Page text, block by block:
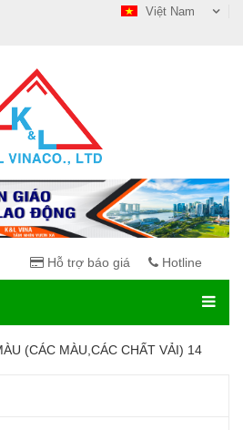
Việt Nam
Hỗ trợ báo giá Hotline
(CÁC MÀU,CÁC CHẤT VẢI) 14